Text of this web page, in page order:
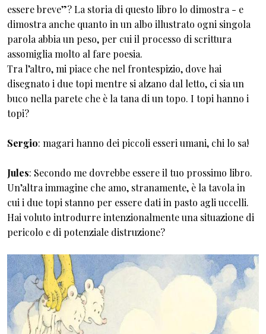
essere breve”? La storia di questo libro lo dimostra - e
dimostra anche quanto in un albo illustrato ogni singola
parola abbia un peso, per cui il processo di scrittura
assomiglia molto al fare poesia.
Tra l’altro, mi piace che nel frontespizio, dove hai
disegnato i due topi mentre si alzano dal letto, ci sia un
buco nella parete che è la tana di un topo. I topi hanno i
topi?
Sergio: magari hanno dei piccoli esseri umani, chi lo sa!
Jules: Secondo me dovrebbe essere il tuo prossimo libro.
Un’altra immagine che amo, stranamente, è la tavola in
cui i due topi stanno per essere dati in pasto agli uccelli.
Hai voluto introdurre intenzionalmente una situazione di
pericolo e di potenziale distruzione?